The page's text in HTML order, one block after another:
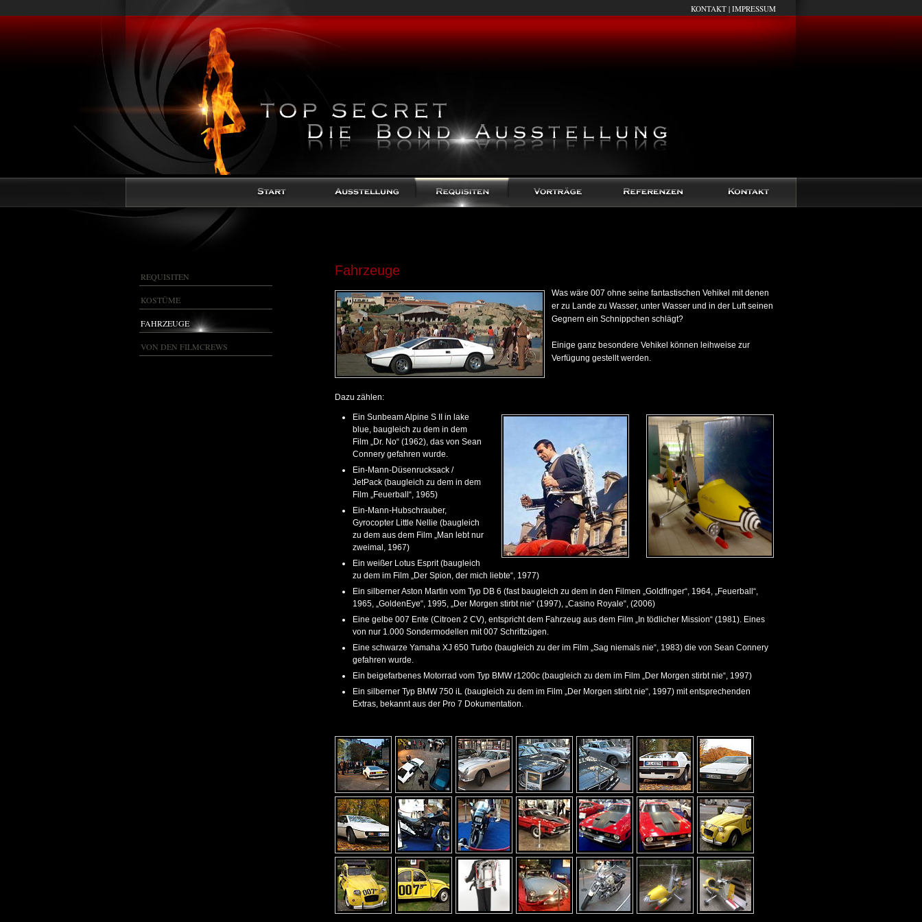
KONTAKT | IMPRESSUM
REQUISITEN
KOSTÜME
FAHRZEUGE
VON DEN FILMCREWS
Fahrzeuge
Was wäre 007 ohne seine fantastischen Vehikel mit denen
er zu Lande zu Wasser, unter Wasser und in der Luft seinen
Gegnern ein Schnippchen schlägt?
Einige ganz besondere Vehikel können leihweise zur
Verfügung gestellt werden.
Dazu zählen:
Ein Sunbeam Alpine S II in lake
blue, baugleich zu dem in dem
Film „Dr. No“ (1962), das von Sean
Connery gefahren wurde.
Ein-Mann-Düsenrucksack /
JetPack (baugleich zu dem in dem
Film „Feuerball“, 1965)
Ein-Mann-Hubschrauber,
Gyrocopter Little Nellie (baugleich
zu dem aus dem Film „Man lebt nur
zweimal, 1967)
Ein weißer Lotus Esprit (baugleich
zu dem im Film „Der Spion, der mich liebte“, 1977)
Ein silberner Aston Martin vom Typ DB 6 (fast baugleich zu dem in den Filmen „Goldfinger“, 1964, „Feuerball“,
1965, „GoldenEye“, 1995, „Der Morgen stirbt nie“ (1997), „Casino Royale“, (2006)
Eine gelbe 007 Ente (Citroen 2 CV), entspricht dem Fahrzeug aus dem Film „In tödlicher Mission“ (1981). Eines
von nur 1.000 Sondermodellen mit 007 Schriftzügen.
Eine schwarze Yamaha XJ 650 Turbo (baugleich zu der im Film „Sag niemals nie“, 1983) die von Sean Connery
gefahren wurde.
Ein beigefarbenes Motorrad vom Typ BMW r1200c (baugleich zu dem im Film „Der Morgen stirbt nie“, 1997)
Ein silberner Typ BMW 750 iL (baugleich zu dem im Film „Der Morgen stirbt nie“, 1997) mit entsprechenden
Extras, bekannt aus der Pro 7 Dokumentation.